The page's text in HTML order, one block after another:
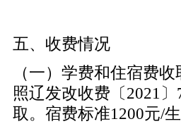
五、收费情况
（一）学费和住宿费
照辽发改收费〔2021
取。宿费标准1200元/生